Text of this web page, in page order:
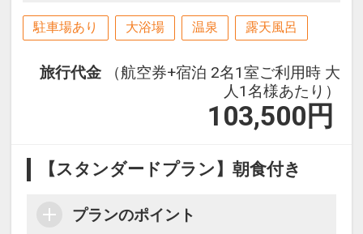
駐車場あり 大浴場 温泉 露天風呂
旅行代金
（航空券+宿泊 2名1室ご利用時 大
人1名様あたり）
103,500 円
【スタンダードプラン】朝食付き
プランのポイント